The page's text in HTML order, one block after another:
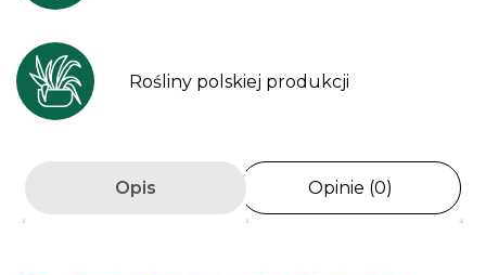
Rośliny polskiej produkcji
Opis Opinie (0)